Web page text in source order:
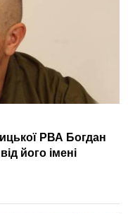
РВА Богдан
його імені